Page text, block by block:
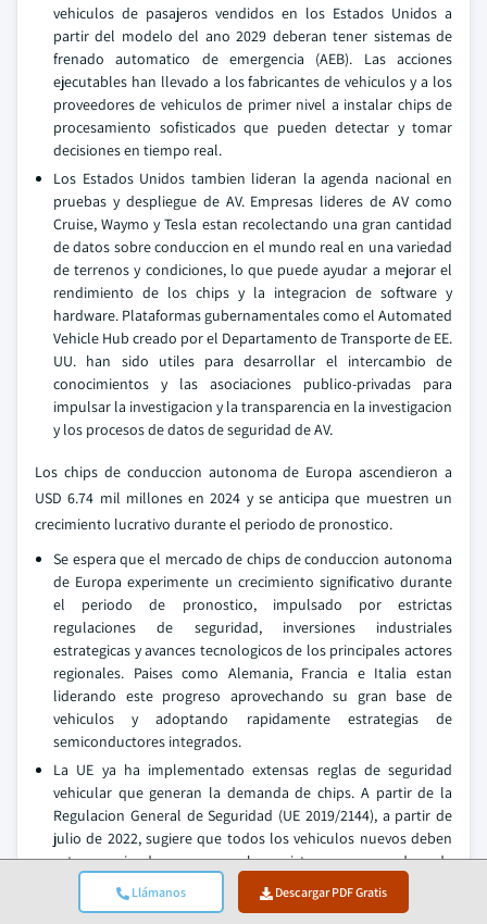
Llámanos Descargar PDF Gratis
vehiculos de pasajeros vendidos en los Estados Unidos a
partir del modelo del ano 2029 deberan tener sistemas de
frenado automatico de emergencia (AEB). Las acciones
ejecutables han llevado a los fabricantes de vehiculos y a los
proveedores de vehiculos de primer nivel a instalar chips de
procesamiento sofisticados que pueden detectar y tomar
decisiones en tiempo real.
Los Estados Unidos tambien lideran la agenda nacional en
pruebas y despliegue de AV. Empresas lideres de AV como
Cruise, Waymo y Tesla estan recolectando una gran cantidad
de datos sobre conduccion en el mundo real en una variedad
de terrenos y condiciones, lo que puede ayudar a mejorar el
rendimiento de los chips y la integracion de software y
hardware. Plataformas gubernamentales como el Automated
Vehicle Hub creado por el Departamento de Transporte de EE.
UU. han sido utiles para desarrollar el intercambio de
conocimientos y las asociaciones publico-privadas para
impulsar la investigacion y la transparencia en la investigacion
y los procesos de datos de seguridad de AV.
Los chips de conduccion autonoma de Europa ascendieron a
USD 6.74 mil millones en 2024 y se anticipa que muestren un
crecimiento lucrativo durante el periodo de pronostico.
Se espera que el mercado de chips de conduccion autonoma
de Europa experimente un crecimiento significativo durante
el periodo de pronostico, impulsado por estrictas
regulaciones de seguridad, inversiones industriales
estrategicas y avances tecnologicos de los principales actores
regionales. Paises como Alemania, Francia e Italia estan
liderando este progreso aprovechando su gran base de
vehiculos y adoptando rapidamente estrategias de
semiconductores integrados.
La UE ya ha implementado extensas reglas de seguridad
vehicular que generan la demanda de chips. A partir de la
Regulacion General de Seguridad (UE 2019/2144), a partir de
julio de 2022, sugiere que todos los vehiculos nuevos deben
estar equipados con muchos sistemas avanzados de
asistencia al conductor (ADAS), como frenado de emergencia,
asistencia de carril e inteligencia de velocidad.